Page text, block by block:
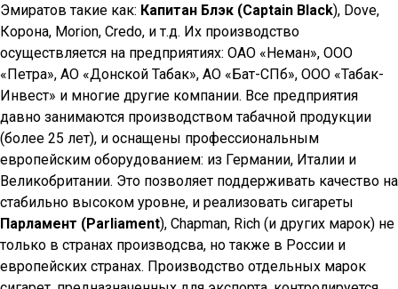
Эмиратов такие как: Капитан Блэк (Captain Black), Dove,
Корона, Morion, Credo, и т.д. Их производство
осуществляется на предприятиях: ОАО «Неман», ООО
«Петра», АО «Донской Табак», АО «Бат-СПб», ООО «Табак-
Инвест» и многие другие компании. Все предприятия
давно занимаются производством табачной продукции
(более 25 лет), и оснащены профессиональным
европейским оборудованием: из Германии, Италии и
Великобритании. Это позволяет поддерживать качество на
стабильно высоком уровне, и реализовать сигареты
Парламент (Parliament), Chapman, Rich (и других марок) не
только в странах производсва, но также в России и
европейских странах. Производство отдельных марок